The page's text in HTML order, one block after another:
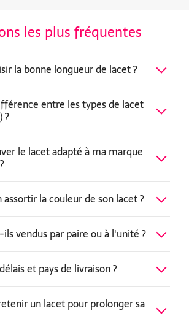
les plus fréquentes
la bonne longueur de lacet ?
entre les types de lacet
?
le lacet adapté à ma marque
la couleur de son lacet ?
vendus par paire ou à l'unité ?
et pays de livraison ?
un lacet pour prolonger sa